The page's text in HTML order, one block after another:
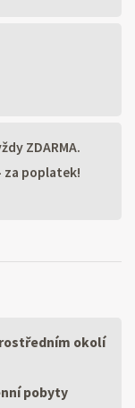
ZDARMA.
za poplatek!
okolí
pobyty